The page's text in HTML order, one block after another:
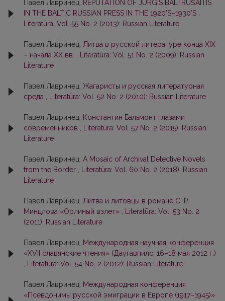
Павел Лавринец,
REPUTATION OF JURGIS BALTRUŠAITIS
IN THE BALTIC RUSSIAN PRESS IN THE 1920’S–1930’S
Literatūra: Vol. 55 No. 2 (2013): Russian Literature
Павел Лавринец, Литва в русской литературе конца XIX
– начала ХХ вв.
Literatūra: Vol. 51 No. 2 (2009): Russian
Literature
Павел Лавринец, Жагаристы и русская литературная
среда
Literatūra: Vol. 52 No. 2 (2010): Russian Literature
Павел Лавринец,
Константин Бальмонт глазами
современников
Literatūra: Vol. 57 No. 2 (2015): Russian
Literature
Павел Лавринец, A Mosaic of Archival Detective Novels
from the Border
Literatūra: Vol. 60 No. 2 (2018): Russian
Literature
Павел Лавринец, Литва и литовцы в романе С. Р.
Минцлова «Орлиный взлет»
Literatūra: Vol. 53 No. 2
(2011): Russian Literature
Павел Лавринец,
Международная научная конференция
«ХVII славянские чтения» (Даугавпилс, 16–18 мая 2012 г.)
Literatūra: Vol. 54 No. 2 (2012): Russian Literature
Павел Лавринец,
Международная конференция
«Псевдонимы русской эмиграции в Европе (1917–1945)»